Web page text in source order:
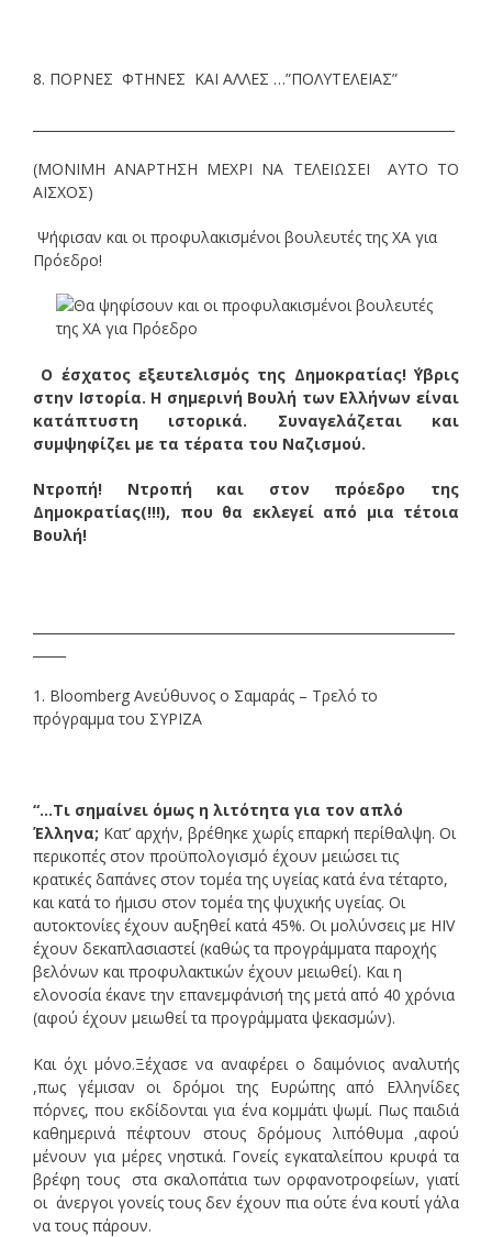
8. ΠΟΡΝΕΣ ΦΤΗΝΕΣ ΚΑΙ ΑΛΛΕΣ …”ΠΟΛΥΤΕΛΕΙΑΣ”
(ΜΟΝΙΜΗ ΑΝΑΡΤΗΣΗ ΜΕΧΡΙ ΝΑ ΤΕΛΕΙΩΣΕΙ ΑΥΤΟ ΤΟ
ΑΙΣΧΟΣ)
Ψήφισαν και οι προφυλακισμένοι βουλευτές της ΧΑ για
Πρόεδρο!
Ο έσχατος εξευτελισμός της Δημοκρατίας! ΄Υβρις
στην Ιστορία. Η σημερινή Βουλή των Ελλήνων είναι
κατάπτυστη ιστορικά. Συναγελάζεται και
συμψηφίζει με τα τέρατα του Ναζισμού.
Ντροπή! Ντροπή και στον πρόεδρο της
Δημοκρατίας(!!!), που θα εκλεγεί από μια τέτοια
Βουλή!
1. Bloomberg Aνεύθυνος o Σαμαράς – Τρελό το
πρόγραμμα του ΣΥΡΙΖΑ
“…Τι σημαίνει όμως η λιτότητα για τον απλό
Έλληνα; Κατ’ αρχήν, βρέθηκε χωρίς επαρκή περίθαλψη. Οι
περικοπές στον προϋπολογισμό έχουν μειώσει τις
κρατικές δαπάνες στον τομέα της υγείας κατά ένα τέταρτο,
και κατά το ήμισυ στον τομέα της ψυχικής υγείας. Οι
αυτοκτονίες έχουν αυξηθεί κατά 45%. Οι μολύνσεις με HIV
έχουν δεκαπλασιαστεί (καθώς τα προγράμματα παροχής
βελόνων και προφυλακτικών έχουν μειωθεί). Και η
ελονοσία έκανε την επανεμφάνισή της μετά από 40 χρόνια
(αφού έχουν μειωθεί τα προγράμματα ψεκασμών).
Και όχι μόνο.Ξέχασε να αναφέρει ο δαιμόνιος αναλυτής
,πως γέμισαν οι δρόμοι της Ευρώπης από Ελληνίδες
πόρνες, που εκδίδονται για ένα κομμάτι ψωμί. Πως παιδιά
καθημερινά πέφτουν στους δρόμους λιπόθυμα ,αφού
μένουν για μέρες νηστικά. Γονείς εγκαταλείπου κρυφά τα
βρέφη τους στα σκαλοπάτια των ορφανοτροφείων, γιατί
οι άνεργοι γονείς τους δεν έχουν πια ούτε ένα κουτί γάλα
να τους πάρουν.